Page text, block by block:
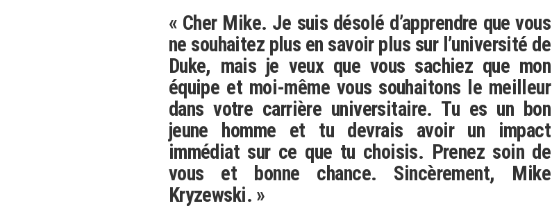
« Cher Mike. Je suis désolé d’apprendre que vous
ne souhaitez plus en savoir plus sur l’université de
Duke, mais je veux que vous sachiez que mon
équipe et moi-même vous souhaitons le meilleur
dans votre carrière universitaire. Tu es un bon
jeune homme et tu devrais avoir un impact
immédiat sur ce que tu choisis. Prenez soin de
vous et bonne chance. Sincèrement, Mike
Kryzewski. »